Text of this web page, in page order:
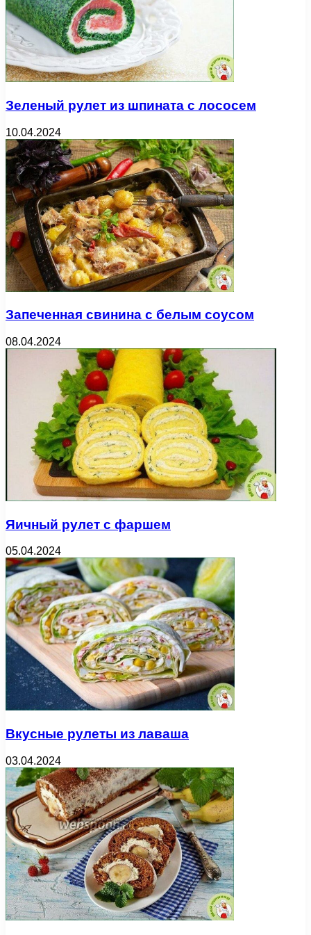
Зеленый рулет из шпината с лососем
10.04.2024
Запеченная свинина с белым соусом
08.04.2024
Яичный рулет с фаршем
05.04.2024
Вкусные рулеты из лаваша
03.04.2024